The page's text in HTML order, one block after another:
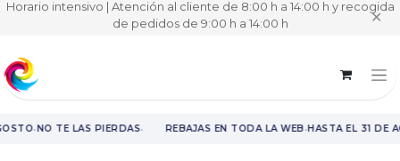
Horario intensivo | Atención al cliente de 8:00 h a 14:00 h y recogida
de pedidos de 9:00 h a 14:00 h ✕
·NO TE LAS PIERDAS· REBAJAS EN TODA LA WEB·HASTA EL 31 DE